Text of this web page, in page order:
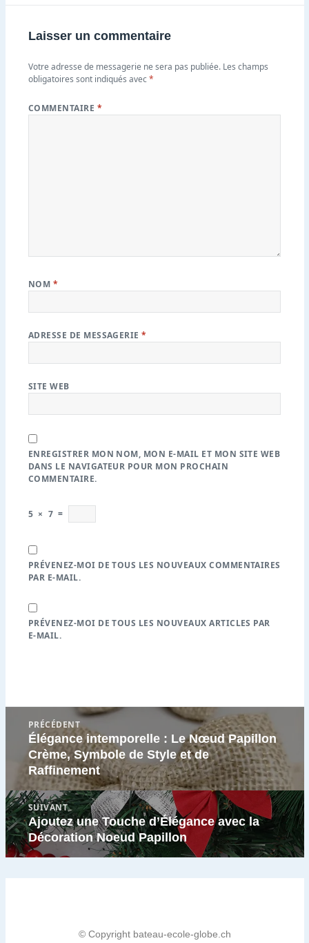
Laisser un commentaire
Votre adresse de messagerie ne sera pas publiée. Les champs
obligatoires sont indiqués avec*
COMMENTAIRE *
NOM *
ADRESSE DE MESSAGERIE*
SITE WEB
ENREGISTRER MON NOM, MON E-MAIL ET MON SITE WEB
DANS LE NAVIGATEUR POUR MON PROCHAIN
COMMENTAIRE.
5 × 7 =
PRÉVENEZ-MOI DE TOUS LES NOUVEAUX COMMENTAIRES
PAR E-MAIL.
PRÉVENEZ-MOI DE TOUS LES NOUVEAUX ARTICLES PAR
E-MAIL.
PRÉCÉDENT
Article
précédent
:
Élégance intemporelle : Le Nœud Papillon
Crème, Symbole de Style et de
Raffinement
SUIVANT
Article
suivant
:
Ajoutez une Touche d’Élégance avec la
Décoration Noeud Papillon
© Copyright bateau-ecole-globe.ch